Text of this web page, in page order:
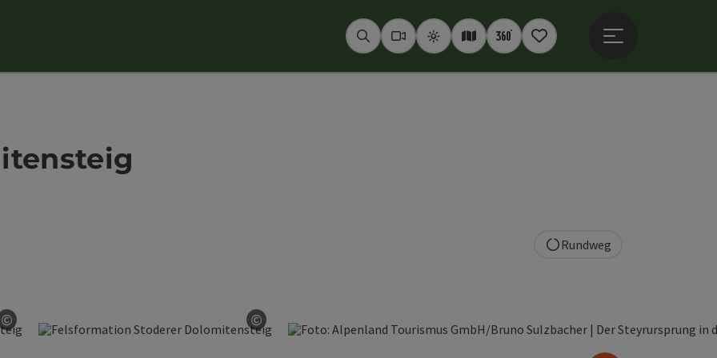
SuchenWebcams
WetterInteraktive Karte
360° Panoramen
Merkzettel
©
Copyright öffnen
©
Copyright öffnen
Rundweg